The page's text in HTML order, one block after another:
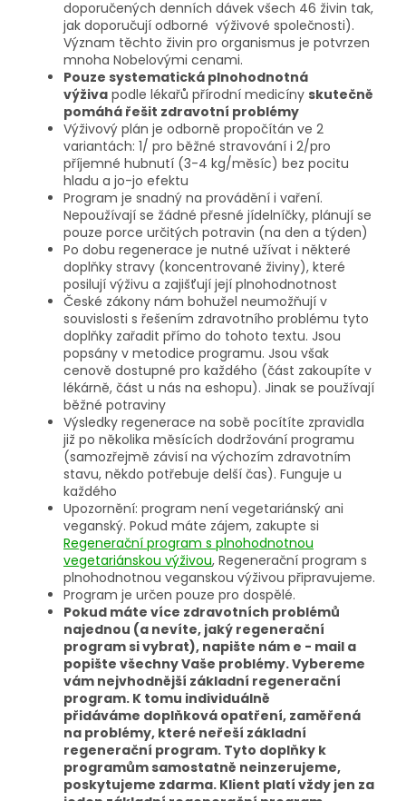
doporučených denních dávek všech 46 živin tak,
jak doporučují odborné výživové společnosti).
Význam těchto živin pro organismus je potvrzen
mnoha Nobelovými cenami.
Pouze systematická plnohodnotná
výživa podle lékařů přírodní medicíny skutečně
pomáhá řešit zdravotní problémy
Výživový plán je odborně propočítán ve 2
variantách: 1/ pro běžné stravování i 2/pro
příjemné hubnutí (3-4 kg/měsíc) bez pocitu
hladu a jo-jo efektu
Program je snadný na provádění i vaření.
Nepoužívají se žádné přesné jídelníčky, plánují se
pouze porce určitých potravin (na den a týden)
Po dobu regenerace je nutné užívat i některé
doplňky stravy (koncentrované živiny), které
posilují výživu a zajišťují její plnohodnotnost
České zákony nám bohužel neumožňují v
souvislosti s řešením zdravotního problému tyto
doplňky zařadit přímo do tohoto textu. Jsou
popsány v metodice programu. Jsou však
cenově dostupné pro každého (část zakoupíte v
lékárně, část u nás na eshopu). Jinak se používají
běžné potraviny
Výsledky regenerace na sobě pocítíte zpravidla
již po několika měsících dodržování programu
(samozřejmě závisí na výchozím zdravotním
stavu, někdo potřebuje delší čas). Funguje u
každého
Upozornění: program není vegetariánský ani
veganský. Pokud máte zájem, zakupte si
Regenerační program s plnohodnotnou
vegetariánskou výživou, Regenerační program s
plnohodnotnou veganskou výživou připravujeme.
Program je určen pouze pro dospělé.
Pokud máte více zdravotních problémů
najednou (a nevíte, jaký regenerační
program si vybrat), napište nám e - mail a
popište všechny Vaše problémy. Vybereme
vám nejvhodnější základní regenerační
program. K tomu individuálně
přidáváme doplňková opatření, zaměřená
na problémy, které neřeší základní
regenerační program. Tyto doplňky k
programům samostatně neinzerujeme,
poskytujeme zdarma. Klient platí vždy jen za